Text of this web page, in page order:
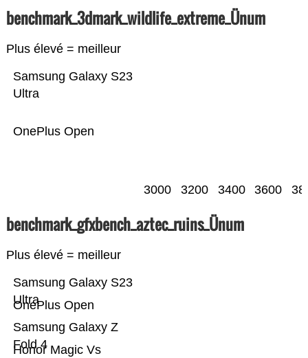
benchmark_3dmark_wildlife_extreme_Ünum
Plus élevé = meilleur
OnePlus Open
Samsung Galaxy S23
Ultra
3000 3200 3400 3600
benchmark_gfxbench_aztec_ruins_Ünum
Plus élevé = meilleur
Honor Magic Vs
Samsung Galaxy Z
Fold 4
OnePlus Open
Samsung Galaxy S23
Ultra